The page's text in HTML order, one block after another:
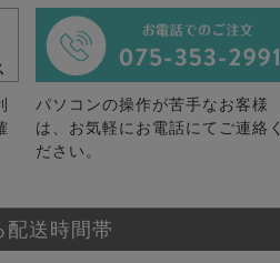
パソコンの操作が苦手なお客様
は、お気軽にお電話にてご連絡く
ださい。
配送時間帯